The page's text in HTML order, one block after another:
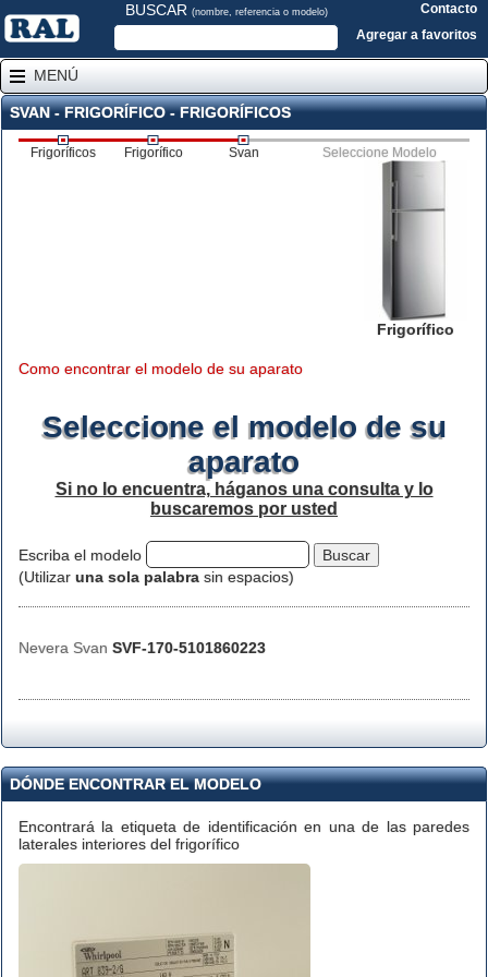
BUSCAR (nombre, referencia o modelo)
Contacto
Agregar a favoritos
MENÚ
SVAN - FRIGORÍFICO - FRIGORÍFICOS
Frigoríficos Frigorífico Svan Seleccione Modelo
Frigorífico
Como encontrar el modelo de su aparato
Seleccione el modelo de su
aparato
Si no lo encuentra, háganos una consulta y lo
buscaremos por usted
Escriba el modelo
(Utilizar una sola palabra sin espacios)
Nevera Svan SVF-170-5101860223
DÓNDE ENCONTRAR EL MODELO
Encontrará la etiqueta de identificación en una de las paredes
laterales interiores del frigorífico